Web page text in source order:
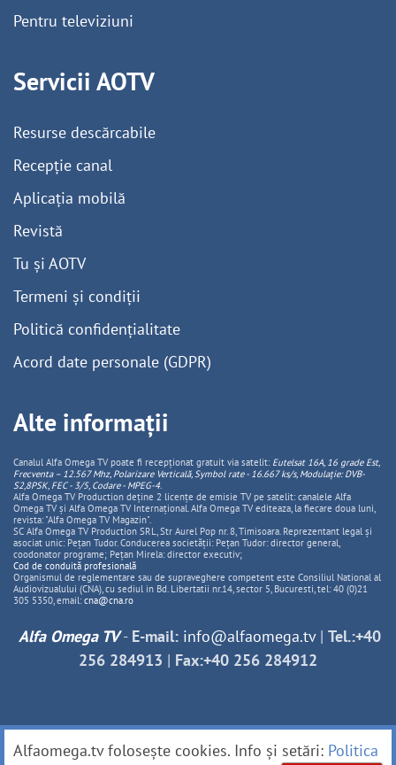
Pentru televiziuni
Servicii AOTV
Resurse descărcabile
Recepție canal
Aplicația mobilă
Revistă
Tu și AOTV
Termeni și condiții
Politică confidențialitate
Acord date personale (GDPR)
Alte informații
Canalul Alfa Omega TV poate fi recepționat gratuit via satelit: Eutelsat 16A, 16 grade Est,
Frecventa – 12.567 Mhz, PolarizareVerticală, Symbol rate - 16.667 ks/s, Modulație: DVB-
S2,8PSK, FEC - 3/5, Codare - MPEG-4.
Alfa Omega TV Production deține 2 licențe de emisie TV pe satelit: canalele Alfa
Omega TV și Alfa Omega TV Internațional. Alfa Omega TV editeaza, la fiecare doua luni,
revista: "Alfa Omega TV Magazin".
SC Alfa Omega TV Production SRL, Str Aurel Pop nr. 8, Timisoara. Reprezentant legal și
asociat unic: Pețan Tudor. Conducerea societății: Pețan Tudor: director general,
coodonator programe; Pețan Mirela: director executiv;
Cod de conduită profesională
Organismul de reglementare sau de supraveghere competent este Consiliul National al
Audiovizualului (CNA), cu sediul in Bd. Libertatii nr.14, sector 5, Bucuresti, tel: 40 (0)21
305 5350, email: cna@cna.ro
Alfa Omega TV- E-mail: info@alfaomega.tv| Tel.:+40
256 284913 | Fax:+40 256 284912
Alfaomega.tv folosește cookies. Info și setări: Politica